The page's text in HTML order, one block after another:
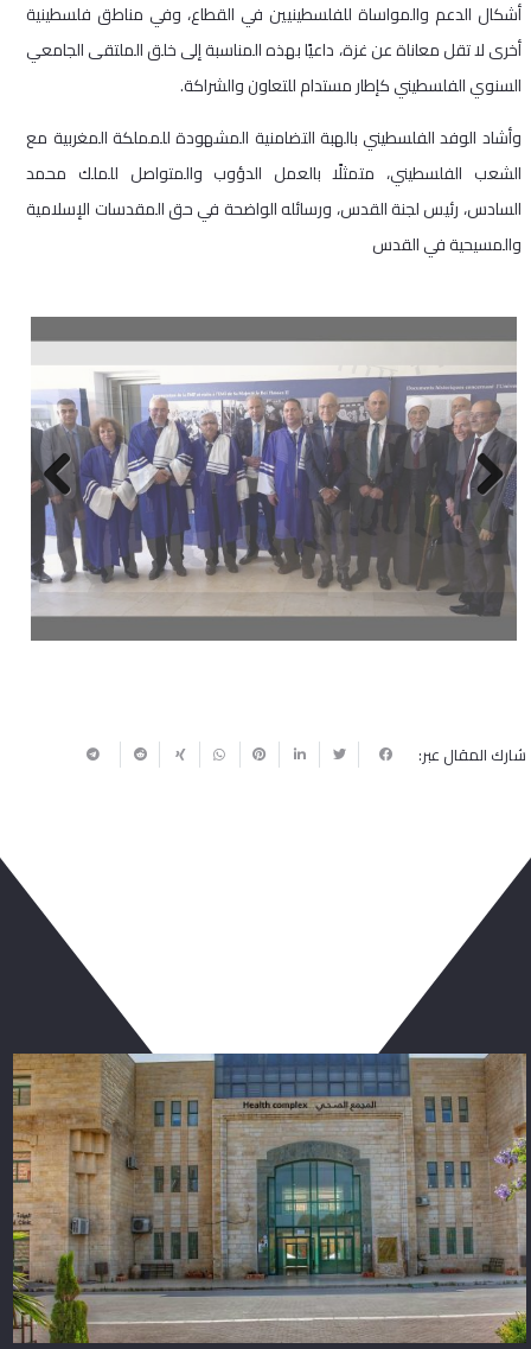
أشكال الدعم والمواساة للفلسطينيين في القطاع، وفي مناطق فلسطينية
أخرى لا تقل معاناة عن غزة، داعيًا بهذه المناسبة إلى خلق الملتقى الجامعي
السنوي الفلسطيني كإطار مستدام للتعاون والشراكة.
وأشاد الوفد الفلسطيني بالهبة التضامنية المشهودة للمملكة المغربية مع
الشعب الفلسطيني، متمثلًا بالعمل الدؤوب والمتواصل للملك محمد
السادس، رئيس لجنة القدس، ورسائله الواضحة في حق المقدسات الإسلامية
والمسيحية في القدس
Previous
Next
شارك المقال عبر: